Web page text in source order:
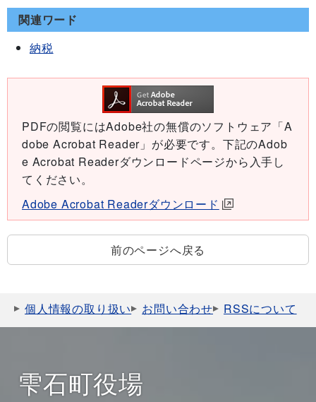
関連ワード
納税
PDFの閲覧にはAdobe社の無償のソフトウェア「A
dobe Acrobat Reader」が必要です。下記のAdob
e Acrobat Readerダウンロードページから入手し
てください。
Adobe Acrobat Readerダウンロード
前のページへ戻る
個人情報の取り扱い お問い合わせ RSSについて
雫石町役場